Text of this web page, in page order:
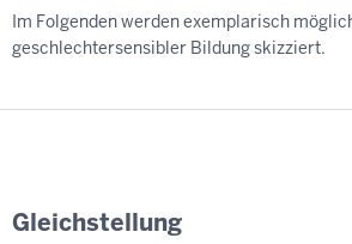
Im Folgenden werden exemplarisch
geschlechtersensibler Bildung skizziert.
Gleichstellung